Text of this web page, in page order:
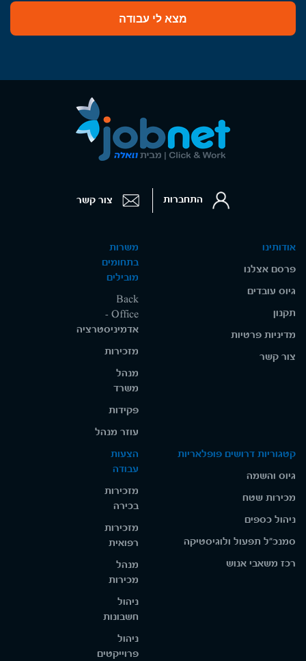
מצא לי עבודה
אודותינו
פרסם אצלנו
גיוס עובדים
תקנון
מדיניות פרטיות
צור קשר
משרות
בתחומים
מובילים
Back
Office -
אדמיניסטרציה
מזכירות
מנהל
משרד
פקידות
עוזר מנהל
קטגוריות דרושים פופלאריות
גיוס והשמה
מכירות שטח
ניהול כספים
סמנכ"ל תפעול ולוגיסטיקה
רכז משאבי אנוש
הצעות
עבודה
מזכירות
בכירה
מזכירות
רפואית
מנהל
מכירות
ניהול
חשבונות
ניהול
פרוייקטים